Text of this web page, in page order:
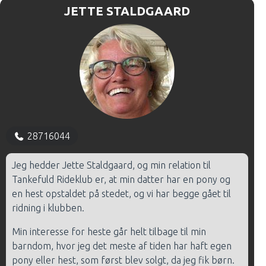
JETTE STALDGAARD
28716044
Jeg hedder Jette Staldgaard, og min relation til
Tankefuld Rideklub er, at min datter har en pony og
en hest opstaldet på stedet, og vi har begge gået til
ridning i klubben.
Min interesse for heste går helt tilbage til min
barndom, hvor jeg det meste af tiden har haft egen
pony eller hest, som først blev solgt, da jeg fik børn.